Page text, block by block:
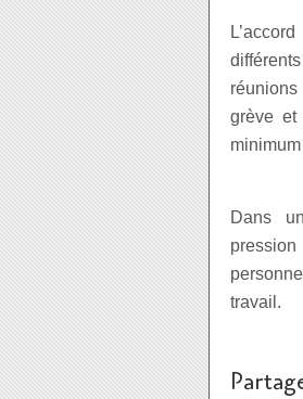
grève et
Dans
travail.